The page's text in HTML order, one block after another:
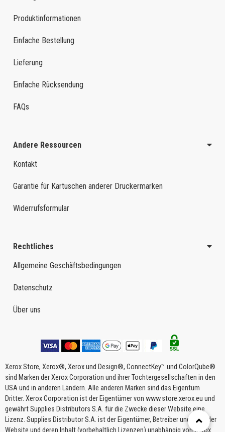
Produktinformationen
Einfache Bestellung
Lieferung
Einfache Rücksendung
FAQs
Andere Ressourcen
Kontakt
Garantie für Kartuschen anderer Druckermarken
Widerrufsformular
Rechtliches
Allgemeine Geschäftsbedingungen
Datenschutz
Über uns
Xerox Store, Xerox®, Xerox und Design®, ConnectKey™ und ColorQube®
sind Marken der Xerox Corporation und ihrer Tochtergesellschaften in den
USA und in anderen Ländern. Alle anderen Marken sind das Eigentum
Dritter. Xerox Corporation ist der Eigentümer von www.store.xerox.eu und
gewährt Supplies Distributors S.A. für die Zwecke dieser Website eine
Lizenz. Supplies Distributor S.A. ist der Eigentümer, Betreiber und Host der